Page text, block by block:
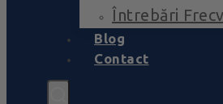
Întrebări
Blog
Contact